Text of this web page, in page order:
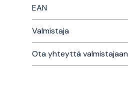
EAN
Valmistaja
Ota yhteyttä valmistajaan